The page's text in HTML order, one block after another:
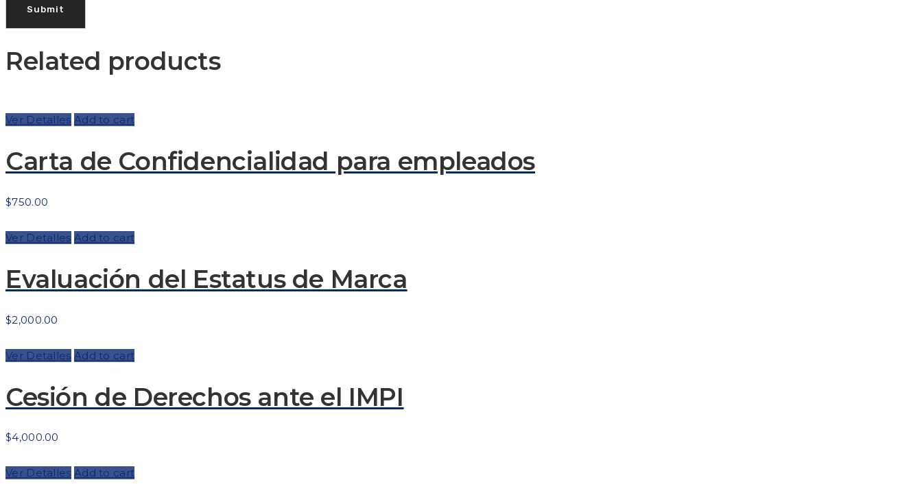
Related products
Ver Detalles Add to cart
Carta de Confidencialidad para empleados
$750.00
Ver Detalles Add to cart
Evaluación del Estatus de Marca
$2,000.00
Ver Detalles Add to cart
Cesión de Derechos ante el IMPI
$4,000.00
Ver Detalles Add to cart